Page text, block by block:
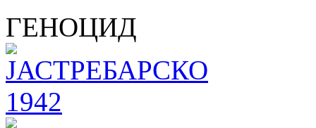
ГЕНОЦИД